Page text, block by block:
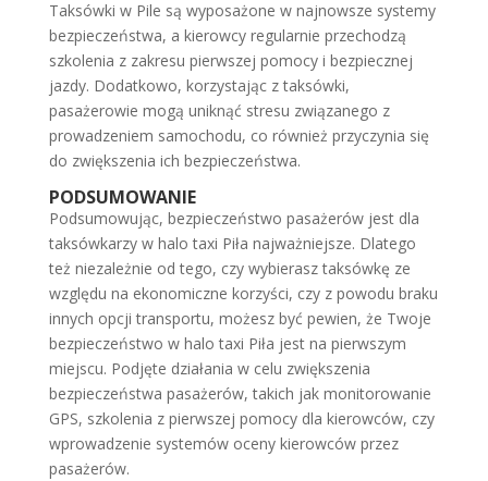
Taksówki w Pile są wyposażone w najnowsze systemy
bezpieczeństwa, a kierowcy regularnie przechodzą
szkolenia z zakresu pierwszej pomocy i bezpiecznej
jazdy. Dodatkowo, korzystając z taksówki,
pasażerowie mogą uniknąć stresu związanego z
prowadzeniem samochodu, co również przyczynia się
do zwiększenia ich bezpieczeństwa.
PODSUMOWANIE
Podsumowując, bezpieczeństwo pasażerów jest dla
taksówkarzy w halo taxi Piła najważniejsze. Dlatego
też niezależnie od tego, czy wybierasz taksówkę ze
względu na ekonomiczne korzyści, czy z powodu braku
innych opcji transportu, możesz być pewien, że Twoje
bezpieczeństwo w halo taxi Piła jest na pierwszym
miejscu. Podjęte działania w celu zwiększenia
bezpieczeństwa pasażerów, takich jak monitorowanie
GPS, szkolenia z pierwszej pomocy dla kierowców, czy
wprowadzenie systemów oceny kierowców przez
pasażerów.